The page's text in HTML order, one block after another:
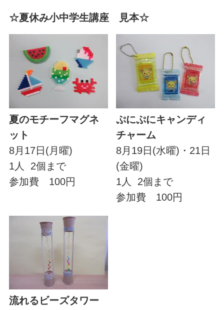
☆夏休み小中学生講座 見本☆
夏のモチーフマグネ
ット
8月17日(月曜)
1人 2個まで
参加費 100円
ぷにぷにキャンディ
チャーム
8月19日(水曜)・21日
(金曜)
1人 2個まで
参加費 100円
流れるビーズタワー